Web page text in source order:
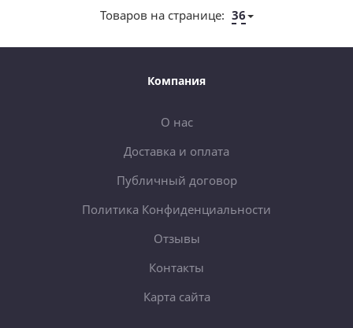
Товаров на странице: 36
Компания
О нас
Доставка и оплата
Публичный договор
Политика Конфиденциальности
Отзывы
Контакты
Карта сайта